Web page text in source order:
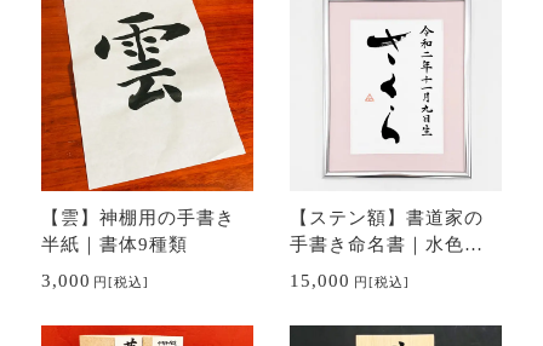
【雲】神棚用の手書き
半紙｜書体9種類
3,000 円 [税込]
【ステン額】書道家の
手書き命名書｜水色・
ピンク
15,000 円 [税込]